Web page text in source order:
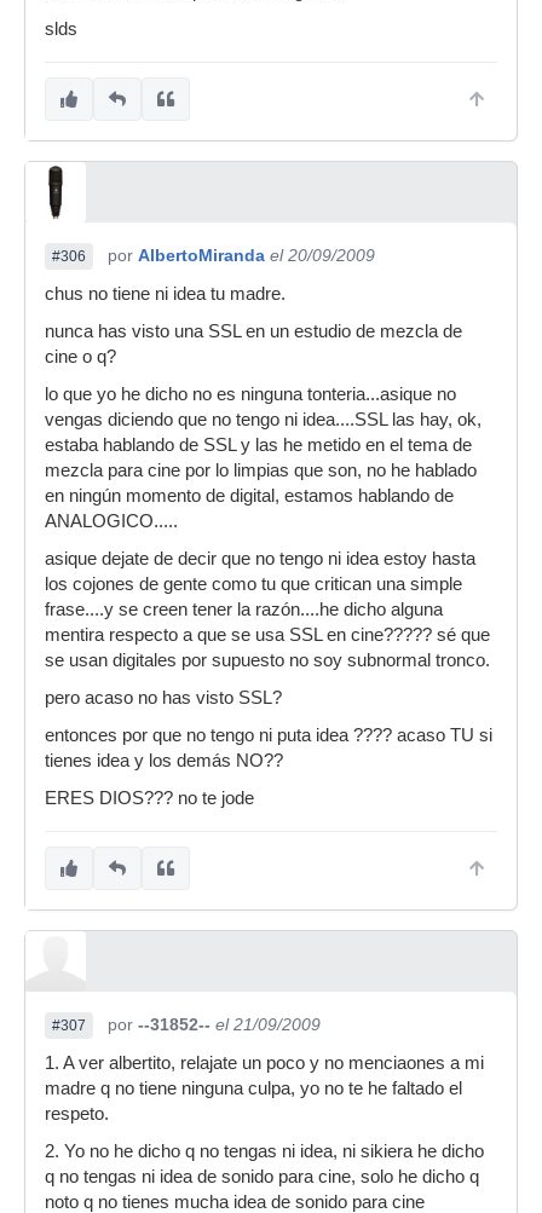
slds
#306 por AlbertoMiranda el 20/09/2009
chus no tiene ni idea tu madre.
nunca has visto una SSL en un estudio de mezcla de
cine o q?
lo que yo he dicho no es ninguna tonteria...asique no
vengas diciendo que no tengo ni idea....SSL las hay, ok,
estaba hablando de SSL y las he metido en el tema de
mezcla para cine por lo limpias que son, no he hablado
en ningún momento de digital, estamos hablando de
ANALOGICO.....
asique dejate de decir que no tengo ni idea estoy hasta
los cojones de gente como tu que critican una simple
frase....y se creen tener la razón....he dicho alguna
mentira respecto a que se usa SSL en cine????? sé que
se usan digitales por supuesto no soy subnormal tronco.
pero acaso no has visto SSL?
entonces por que no tengo ni puta idea ???? acaso TU si
tienes idea y los demás NO??
ERES DIOS??? no te jode
#307 por --31852-- el 21/09/2009
1. A ver albertito, relajate un poco y no menciaones a mi
madre q no tiene ninguna culpa, yo no te he faltado el
respeto.
2. Yo no he dicho q no tengas ni idea, ni sikiera he dicho
q no tengas ni idea de sonido para cine, solo he dicho q
noto q no tienes mucha idea de sonido para cine